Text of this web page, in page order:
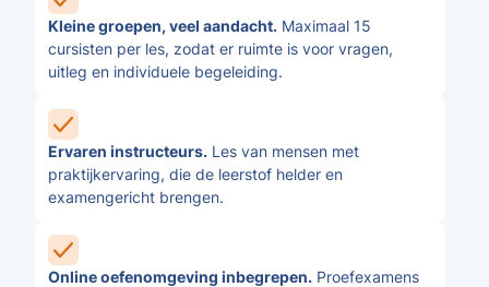
Kleine groepen, veel aandacht. Maximaal 15
cursisten per les, zodat er ruimte is voor vragen,
uitleg en individuele begeleiding.
Ervaren instructeurs. Les van mensen met
praktijkervaring, die de leerstof helder en
examengericht brengen.
Online oefenomgeving inbegrepen. Proefexamens